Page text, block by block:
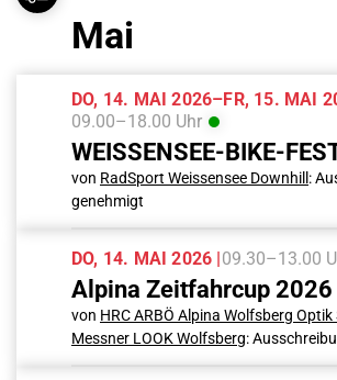
Mai
DO, 14. MAI 2026–FR, 15. MAI
09.00–18.00 Uhr
WEISSENSEE-BIKE-
von RadSport Weissensee Downhill :
genehmigt
DO, 14. MAI 2026 | 09.30–13.00
Alpina Zeitfahrcup 2026
von HRC ARBÖ Alpina Wolfsberg Optik
Messner LOOK Wolfsberg: